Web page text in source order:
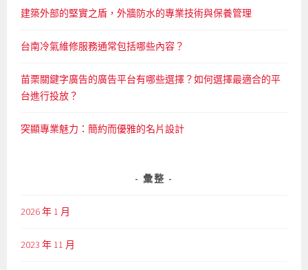
建築外部的堅實之盾，外牆防水的專業技術與保養管理
台南冷氣維修服務通常包括哪些內容？
苗栗關鍵字廣告的廣告平台有哪些選擇？如何選擇最適合的平
台進行投放？
突顯專業魅力：簡約而優雅的名片設計
彙整
2026 年 1 月
2023 年 11 月